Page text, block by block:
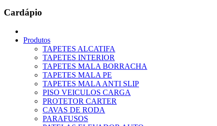
Cardápio
Produtos
TAPETES ALCATIFA
TAPETES INTERIOR
TAPETES MALA BORRACHA
TAPETES MALA PE
TAPETES MALA ANTI SLIP
PISO VEICULOS CARGA
PROTETOR CARTER
CAVAS DE RODA
PARAFUSOS